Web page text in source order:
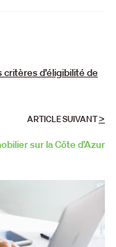
critères d’éligibilité de
ARTICLE SUIVANT>
sur la Côte d’Azur